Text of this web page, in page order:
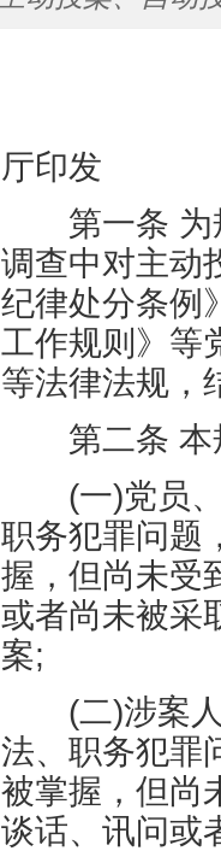
厅印发
第一条 为
调查中对主动
纪律处分条例
工作规则》等
等法律法规，
第二条 本
(一)党员
职务犯罪问题
握，但尚未受
或者尚未被采
案;
(二)涉案
法、职务犯罪
被掌握，但尚
谈话、讯问或